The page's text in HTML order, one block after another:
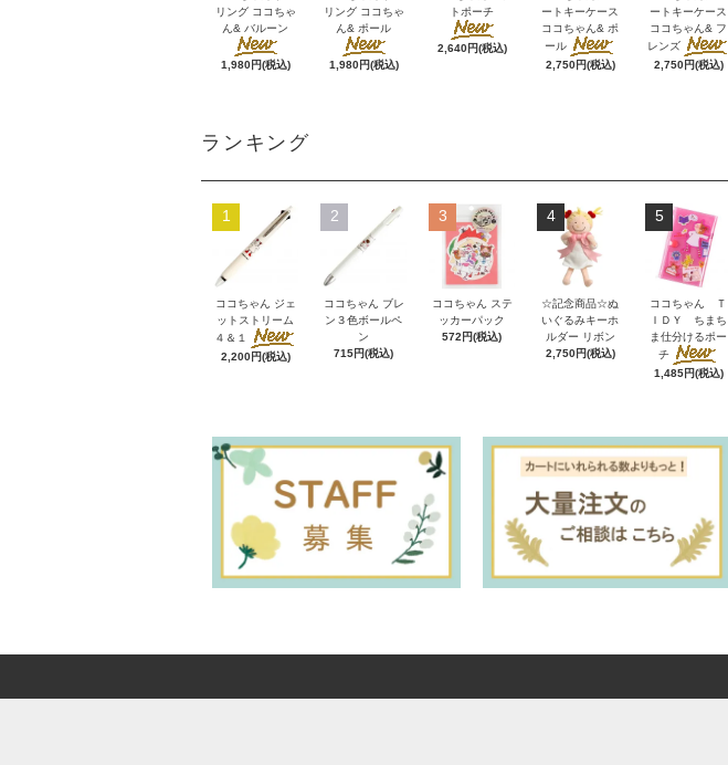
リング ココちゃ
ん& バルーン
1,980円(税込)
リング ココちゃ
ん& ポール
1,980円(税込)
トポーチ
2,640円(税込)
ートキーケース
ココちゃん& ポ
ール
2,750円(税込)
ートキーケース
ココちゃん& フ
レンズ
2,750円(税込)
ランキング
1
ココちゃん ジェ
ットストリーム
４＆１
2,200円(税込)
2
ココちゃん ブレ
ン３色ボールペ
ン
715円(税込)
3
ココちゃん ステ
ッカーパック
572円(税込)
4
☆記念商品☆ぬ
いぐるみキーホ
ルダー リボン
2,750円(税込)
5
ココちゃん Ｔ
ＩＤＹ ちまち
ま仕分けるポー
チ
1,485円(税込)